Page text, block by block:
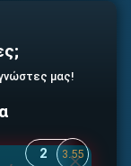
μας!
2 3.55